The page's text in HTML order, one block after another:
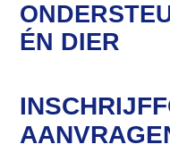
ÉN DIER